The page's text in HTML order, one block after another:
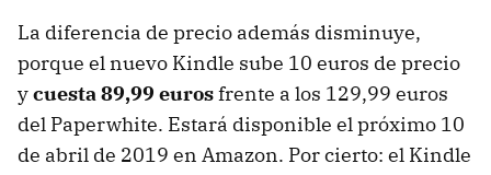
La diferencia de precio además disminuye,
porque el nuevo Kindle sube 10 euros de precio
ycuesta 89,99 eurosfrente a los 129,99 euros
del Paperwhite. Estará disponible el próximo 10
de abril de 2019 en Amazon. Por cierto: el Kindle